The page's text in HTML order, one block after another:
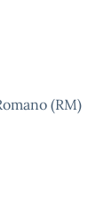
(RM)